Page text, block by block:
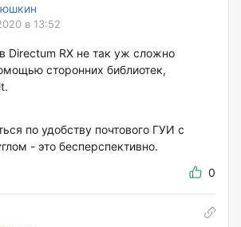
в 13:52
Directum RX не так уж сложно
сторонних библиотек,
по удобству почтового ГУИ с
- это бесперспективно.
0